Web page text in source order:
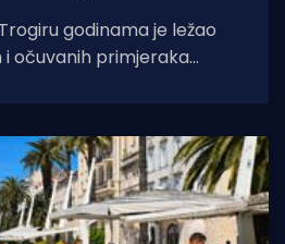
godinama je ležao
i očuvanih primjeraka